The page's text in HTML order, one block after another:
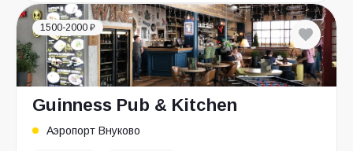
1500-2000 ₽
Guinness Pub & Kitchen
Аэропорт Внуково